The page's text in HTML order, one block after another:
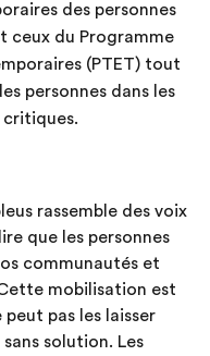
des personnes
ceux du Programme
(PTET) tout
personnes dans les
critiques.
rassemble des voix
que les personnes
communautés et
mobilisation est
pas les laisser
solution. Les